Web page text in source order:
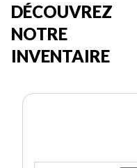
DÉCOUVREZ
NOTRE
INVENTAIRE